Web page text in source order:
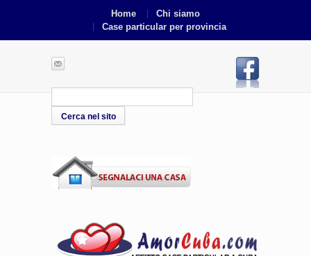
Home
Chi siamo
Case particular per provincia